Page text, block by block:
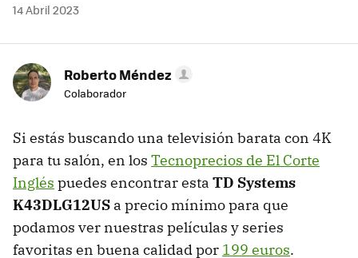
14 Abril 2023
Roberto Méndez
Colaborador
Si estás buscando una televisión barata con 4K
para tu salón, en los Tecnoprecios de El Corte
Inglés puedes encontrar esta TD Systems
K43DLG12US a precio mínimo para que
podamos ver nuestras películas y series
favoritas en buena calidad por 199 euros.